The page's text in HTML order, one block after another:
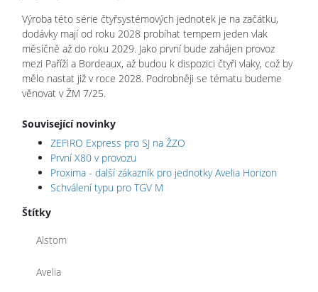
Výroba této série čtyřsystémových jednotek je na začátku,
dodávky mají od roku 2028 probíhat tempem jeden vlak
měsíčně až do roku 2029. Jako první bude zahájen provoz
mezi Paříží a Bordeaux, až budou k dispozici čtyři vlaky, což by
mělo nastat již v roce 2028. Podrobněji se tématu budeme
věnovat v ŽM 7/25.
Související novinky
ZEFIRO Express pro SJ na ŽZO
První X80 v provozu
Proxima - další zákazník pro jednotky Avelia Horizon
Schválení typu pro TGV M
Štítky
Alstom
Avelia